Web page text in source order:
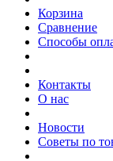
Корзина
Сравнение
Способы
Контакты
О нас
Новости
Советы по